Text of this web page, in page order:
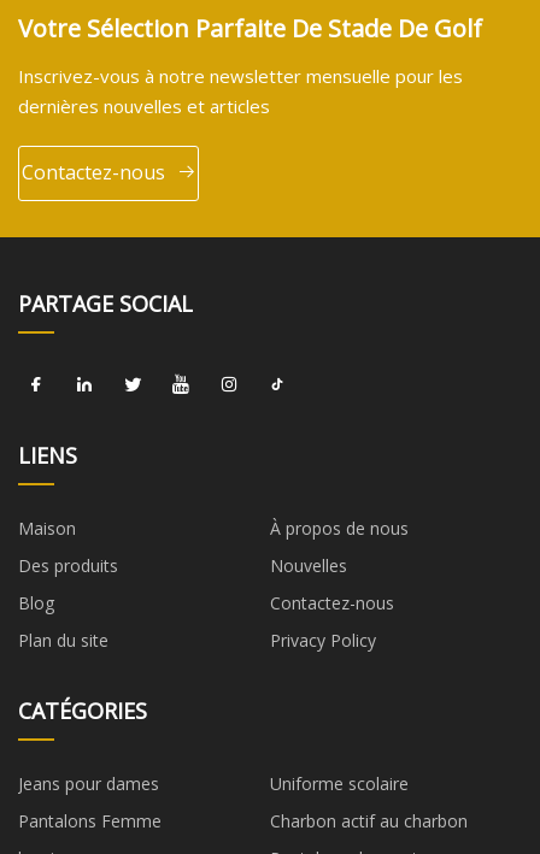
Votre Sélection Parfaite De Stade De Golf
Inscrivez-vous à notre newsletter mensuelle pour les
dernières nouvelles et articles
Contactez-nous
PARTAGE SOCIAL
LIENS
Maison
À propos de nous
Des produits
Nouvelles
Blog
Contactez-nous
Plan du site
Privacy Policy
CATÉGORIES
Jeans pour dames
Uniforme scolaire
Pantalons Femme
Charbon actif au charbon